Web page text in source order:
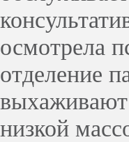
осмотрела
отделение
низкой